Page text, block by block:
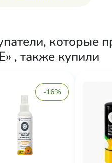
которые
, также купили
-16%